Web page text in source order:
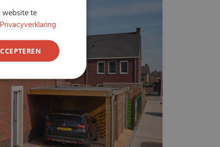
website te
Privacyverklaring